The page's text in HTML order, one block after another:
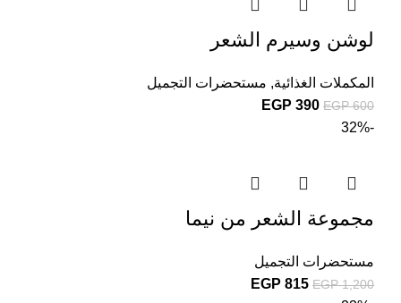
لوشن وسيرم الشعر
المكملات الغذائية, مستحضرات التجميل
EGP600
EGP 390
-32%
مجموعة الشعر من نيما
مستحضرات التجميل
EGP1,200
EGP 815